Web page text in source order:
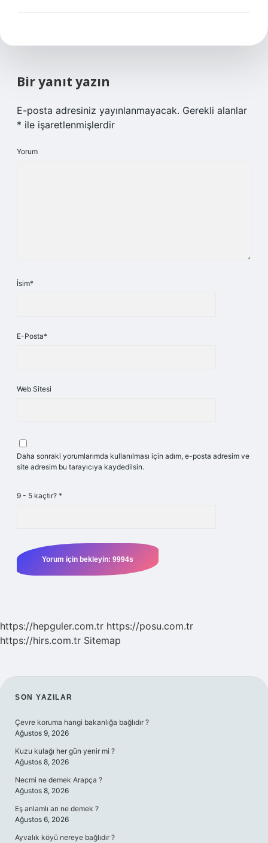
Bir yanıt yazın
E-posta adresiniz yayınlanmayacak. Gerekli alanlar
* ile işaretlenmişlerdir
Yorum
İsim*
E-Posta*
Web Sitesi
Daha sonraki yorumlarımda kullanılması için adım, e-posta adresim ve
site adresim bu tarayıcıya kaydedilsin.
9 - 5 kaçtır? *
https://hepguler.com.tr https://posu.com.tr
https://hirs.com.tr Sitemap
SIDEBAR
SON YAZILAR
Çevre koruma hangi bakanlığa bağlıdır ?
Ağustos 9, 2026
Kuzu kulağı her gün yenir mi ?
Ağustos 8, 2026
Necmi ne demek Arapça ?
Ağustos 8, 2026
Eş anlamlı arı ne demek ?
Ağustos 6, 2026
Ayvalık köyü nereye bağlıdır ?